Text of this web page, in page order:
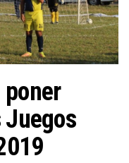
c
i
ó
poner
Juegos